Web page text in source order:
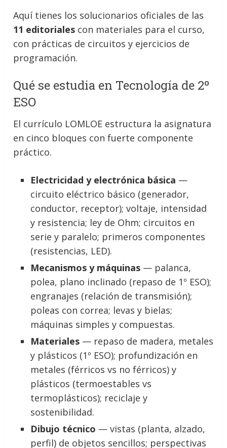
Aquí tienes los solucionarios oficiales de las
11 editoriales con materiales para el curso,
con prácticas de circuitos y ejercicios de
programación.
Qué se estudia en Tecnología de 2º
ESO
El currículo LOMLOE estructura la asignatura
en cinco bloques con fuerte componente
práctico.
Electricidad y electrónica básica —
circuito eléctrico básico (generador,
conductor, receptor); voltaje, intensidad
y resistencia; ley de Ohm; circuitos en
serie y paralelo; primeros componentes
(resistencias, LED).
Mecanismos y máquinas — palanca,
polea, plano inclinado (repaso de 1º ESO);
engranajes (relación de transmisión);
poleas con correa; levas y bielas;
máquinas simples y compuestas.
Materiales — repaso de madera, metales
y plásticos (1º ESO); profundización en
metales (férricos vs no férricos) y
plásticos (termoestables vs
termoplásticos); reciclaje y
sostenibilidad.
Dibujo técnico — vistas (planta, alzado,
perfil) de objetos sencillos; perspectivas